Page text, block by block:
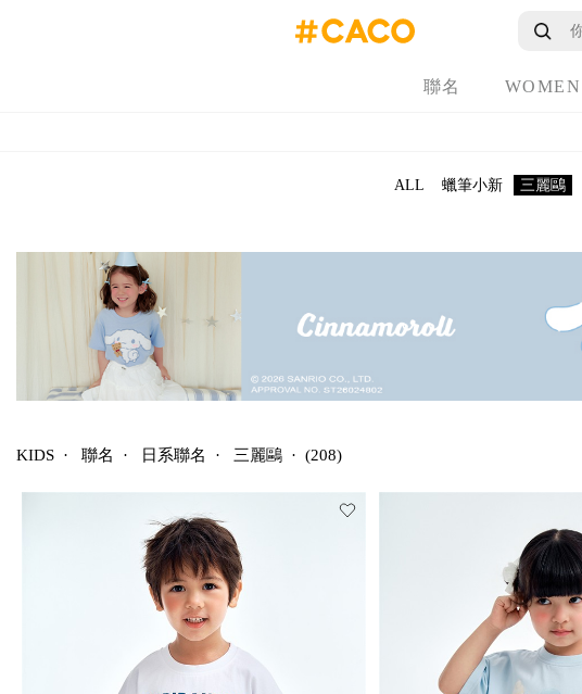
聯名 WOMEN
ALL 蠟筆小新 三麗鷗
KIDS · 聯名 · 日系聯名 · 三麗鷗 · (208)